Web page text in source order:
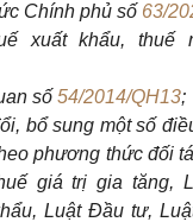
Chính phủ số 63/
xuất khẩu, thuế
số 54/2014/QH13;
bổ sung một số
phương thức đối
giá trị gia tăng,
Luật Đầu tư,